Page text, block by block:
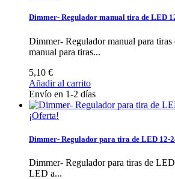
Dimmer- Regulador manual tira de LED
Dimmer- Regulador manual para
manual para tiras...
5,10 €
Añadir al carrito
Envío en 1-2 días
¡Oferta!
Dimmer- Regulador para tira de LED 12-
Dimmer- Regulador para tiras de
LED a...